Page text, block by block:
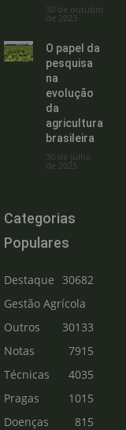
30 de outubro
de 2023
O papel da
pesquisa
na
evolução
da
agricultura
brasileira
30 de julho
de 2025
Categorias
Populares
Destaque
30682
Gestão Agrícola
30133
Outros
7915
Notas
Técnicas
4035
Pragas
1015
Doenças
815